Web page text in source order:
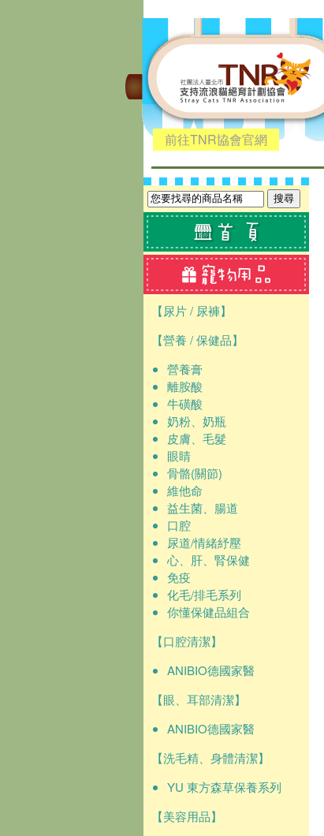
前往TNR協會官網
【尿片 / 尿褲】
【營養 / 保健品】
營養膏
離胺酸
牛磺酸
奶粉、奶瓶
皮膚、毛髮
眼睛
骨骼(關節)
維他命
益生菌、腸道
口腔
尿道/情緒紓壓
心、肝、腎保健
免疫
化毛/排毛系列
你懂保健品組合
【口腔清潔】
ANIBIO德國家醫
【眼、耳部清潔】
ANIBIO德國家醫
【洗毛精、身體清潔】
YU 東方森草保養系列
【美容用品】